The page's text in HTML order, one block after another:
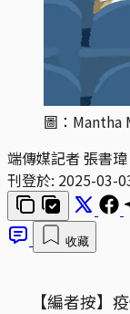
圖：Mantha
端傳媒記者 張書瑋
刊登於: 2025-03-
收藏
【編者按】